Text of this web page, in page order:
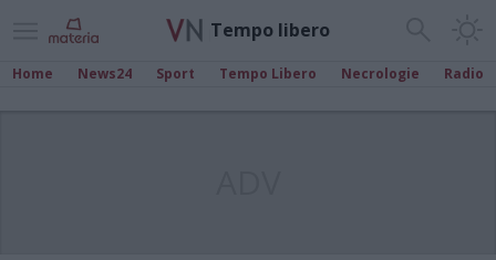
Tempo libero
Home News24 Sport Tempo Libero Necrologie Radio